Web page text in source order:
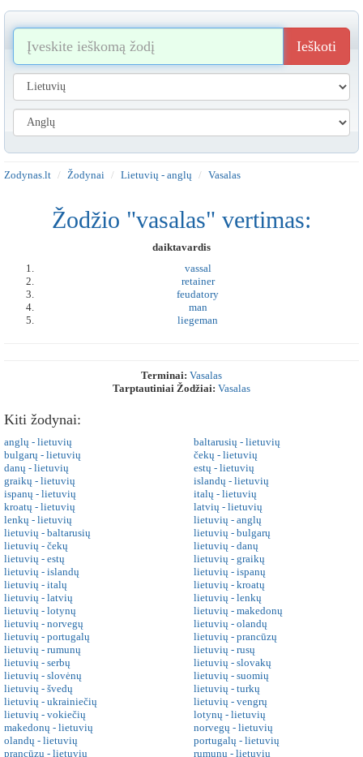
Ieškoti
Zodynas.lt Žodynai Lietuvių - anglų Vasalas
Žodžio "vasalas" vertimas:
daiktavardis
vassal
retainer
feudatory
man
liegeman
Terminai: Vasalas
Tarptautiniai Žodžiai: Vasalas
Kiti žodynai:
anglų - lietuvių
baltarusių - lietuvių
bulgarų - lietuvių
čekų - lietuvių
danų - lietuvių
estų - lietuvių
graikų - lietuvių
islandų - lietuvių
ispanų - lietuvių
italų - lietuvių
kroatų - lietuvių
latvių - lietuvių
lenkų - lietuvių
lietuvių - anglų
lietuvių - baltarusių
lietuvių - bulgarų
lietuvių - čekų
lietuvių - danų
lietuvių - estų
lietuvių - graikų
lietuvių - islandų
lietuvių - ispanų
lietuvių - italų
lietuvių - kroatų
lietuvių - latvių
lietuvių - lenkų
lietuvių - lotynų
lietuvių - makedonų
lietuvių - norvegų
lietuvių - olandų
lietuvių - portugalų
lietuvių - prancūzų
lietuvių - rumunų
lietuvių - rusų
lietuvių - serbų
lietuvių - slovakų
lietuvių - slovėnų
lietuvių - suomių
lietuvių - švedų
lietuvių - turkų
lietuvių - ukrainiečių
lietuvių - vengrų
lietuvių - vokiečių
lotynų - lietuvių
makedonų - lietuvių
norvegų - lietuvių
olandų - lietuvių
portugalų - lietuvių
prancūzų - lietuvių
rumunų - lietuvių